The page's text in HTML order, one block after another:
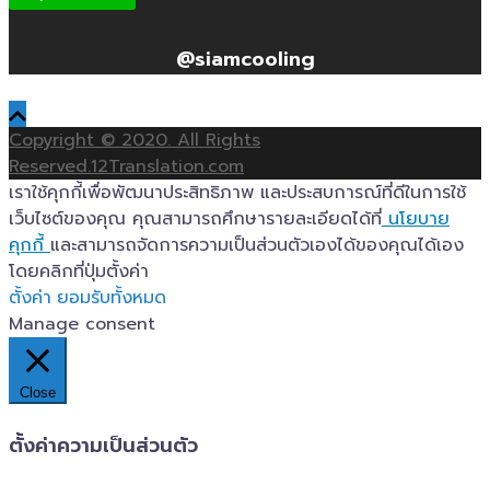
@siamcooling
Copyright © 2020. All Rights
Reserved.12Translation.com
เราใช้คุกกี้เพื่อพัฒนาประสิทธิภาพ และประสบการณ์ที่ดีในการใช้
เว็บไซต์ของคุณ คุณสามารถศึกษารายละเอียดได้ที่นโยบาย
คุกกี้และสามารถจัดการความเป็นส่วนตัวเองได้ของคุณได้เอง
โดยคลิกที่ปุ่มตั้งค่า
ตั้งค่า ยอมรับทั้งหมด
Manage consent
Close
ตั้งค่าความเป็นส่วนตัว